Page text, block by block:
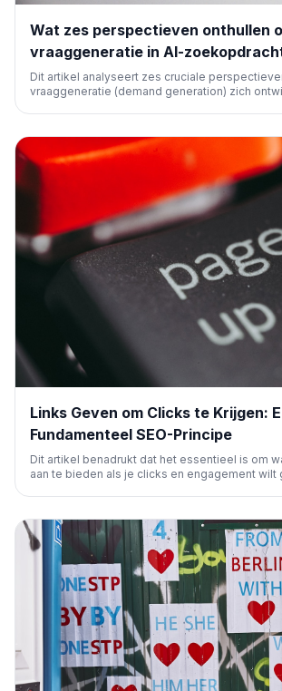
Wat zes perspectieven onthullen
vraaggeneratie in AI-
Dit artikel analyseert zes cruciale
vraaggeneratie (demand generation) zich
advertenties en meetmethoden.
Links Geven om Clicks te Krijgen:
Fundamenteel SEO-Principe
Dit artikel benadrukt dat het essentieel is om
aan te bieden als je clicks en engagement wilt
een optimale gebruikerservaring.